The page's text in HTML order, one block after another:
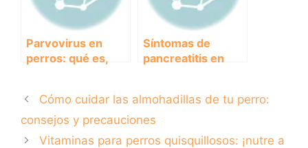
Parvovirus en
perros: qué es,
Síntomas de
pancreatitis en
peligrosa
enfermedad
Cómo cuidar las almohadillas de tu perro:
consejos y precauciones
Vitaminas para perros quisquillosos: ¡nutre a